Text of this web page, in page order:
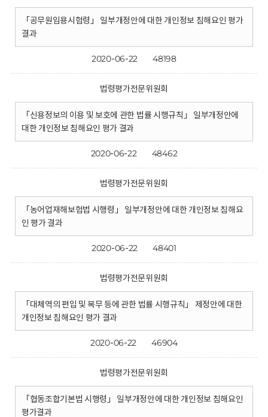
「공무원임용시험령」 일부개정안에 대한 개인정보 침해요인 평가
결과
2020-06-22 48198
법령평가전문위원회
「신용정보의 이용 및 보호에 관한 법률 시행규칙」 일부개정안에
대한 개인정보 침해요인 평가 결과
2020-06-22 48462
법령평가전문위원회
「농어업재해보험법 시행령」 일부개정안에 대한 개인정보 침해요
인 평가 결과
2020-06-22 48401
법령평가전문위원회
「대체역의 편입 및 복무 등에 관한 법률 시행규칙」 제정안에 대한
개인정보 침해요인 평가 결과
2020-06-22 46904
법령평가전문위원회
「협동조합기본법 시행령」 일부개정안에 대한 개인정보 침해요인
평가결과